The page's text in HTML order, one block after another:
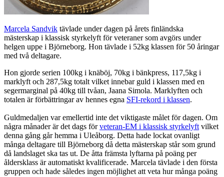
Marcela Sandvik tävlade under dagen på årets finländska
mästerskap i klassisk styrkelyft för veteraner som avgörs under
helgen uppe i Björneborg. Hon tävlade i 52kg klassen för 50 åringar
med två deltagare.
Hon gjorde serien 100kg i knäböj, 70kg i bänkpress, 117,5kg i
marklyft och 287,5kg totalt vilket innebar guld i klassen med en
segermarginal på 40kg till tvåan, Jaana Simola. Marklyften och
totalen är förbättringar av hennes egna SFI-rekord i klassen.
Guldmedaljen var emellertid inte det viktigaste målet för dagen. Om
några månader är det dags förveteran-EM i klassisk styrkelyft vilket
denna gång går hemma i Uleåborg. Detta hade lockat ovanligt
många deltagare till Björneborg då detta mästerskap står som grund
då landslaget ska tas ut. De åtta främsta lyftarna på poäng per
åldersklass är automatiskt kvalificerade. Marcela tävlade i den första
gruppen och hade således ingen möjlighet att veta hur många poäng